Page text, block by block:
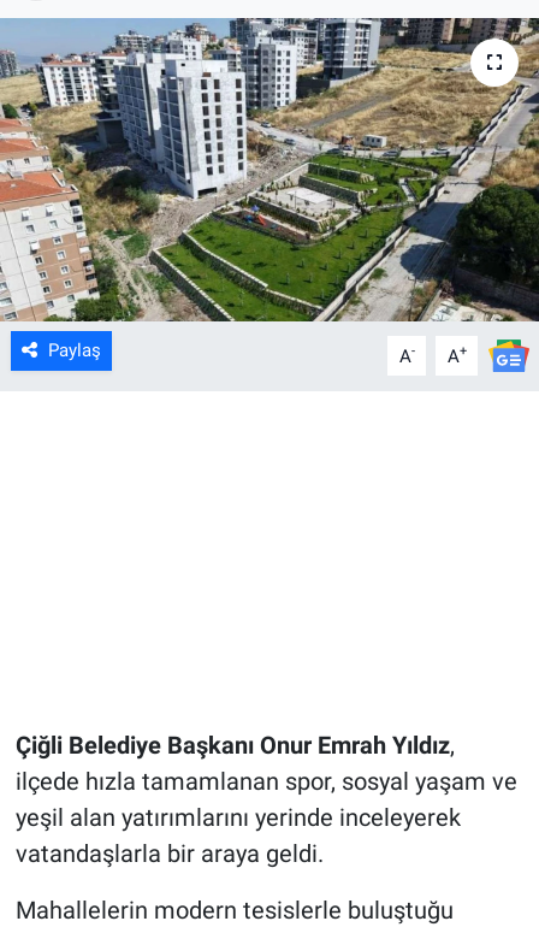
Paylaş A- A+
Çiğli Belediye Başkanı Onur Emrah Yıldız,
ilçede hızla tamamlanan spor, sosyal yaşam ve
yeşil alan yatırımlarını yerinde inceleyerek
vatandaşlarla bir araya geldi.
Mahallelerin modern tesislerle buluştuğu